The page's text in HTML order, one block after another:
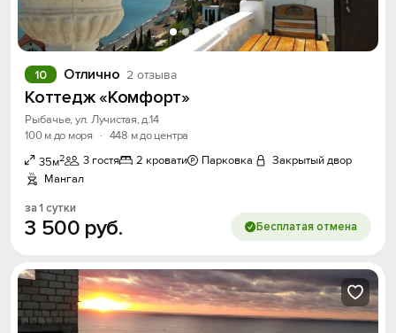
Отлично 2 отзыва
10
Коттедж «Комфорт»
Рыбачье, ул. Лучистая, д.14
100 м до моря
· 448 м до центра
35м2 3 гостя 2 кровати Парковка
Закрытый двор
Мангал
за 1 сутки
3 500 руб. Бесплатая отмена